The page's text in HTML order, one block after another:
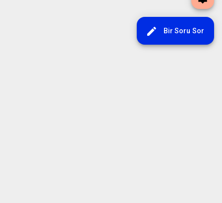
edit Bir Soru Sor